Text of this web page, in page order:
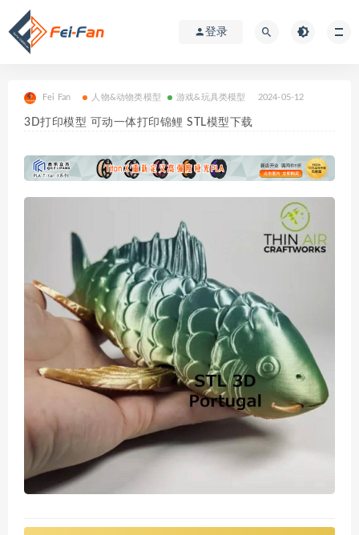
登录
Fei Fan 人物&动物类模型 游戏&玩具类模型 2024-05-12
3D打印模型 可动一体打印锦鲤 STL模型下载